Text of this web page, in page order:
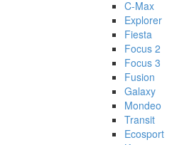
C-Max
Explorer
Fiesta
Focus 2
Focus 3
Fusion
Galaxy
Mondeo
Transit
Ecosport